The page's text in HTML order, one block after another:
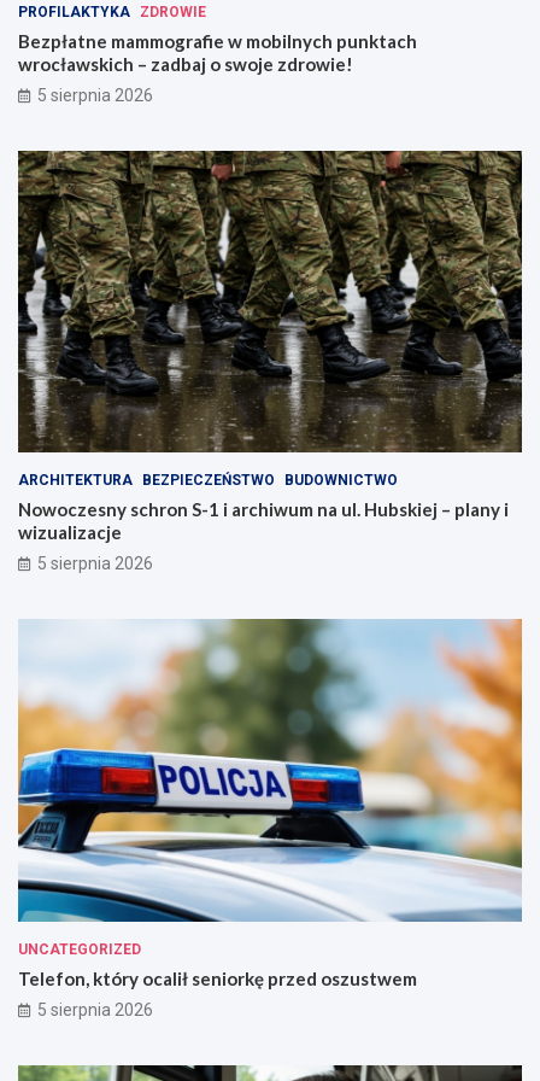
r
k
c
j
k
t
ó
r
a
z
m
i
e
n
m
i
s
t
o
!
c
a
w
s
c
h
–
z
a
d
b
a
j
o
s
w
o
e
z
d
r
i
PROFILAKTYKA ZDROWIE
Bezpłatne mammografie w mobilnych punktach
wrocławskich – zadbaj o swoje zdrowie!
5 sierpnia 2026
ARCHITEKTURA BEZPIECZEŃSTWO BUDOWNICTWO
Nowoczesny schron S-1 i archiwum na ul. Hubskiej – plany i
wizualizacje
5 sierpnia 2026
UNCATEGORIZED
Telefon, który ocalił seniorkę przed oszustwem
5 sierpnia 2026